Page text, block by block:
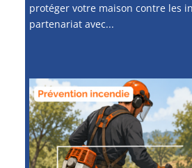
protéger votre maison contre les
partenariat avec...